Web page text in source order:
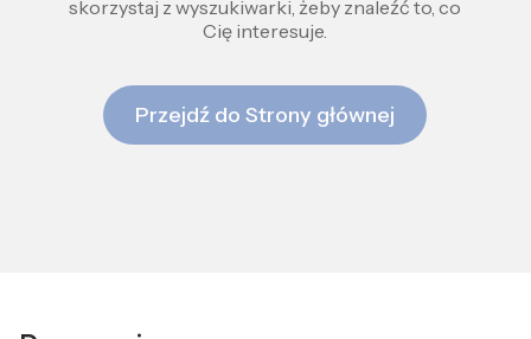
skorzystaj z wyszukiwarki, żeby znaleźć to, co
Cię interesuje.
Przejdź do Strony głównej